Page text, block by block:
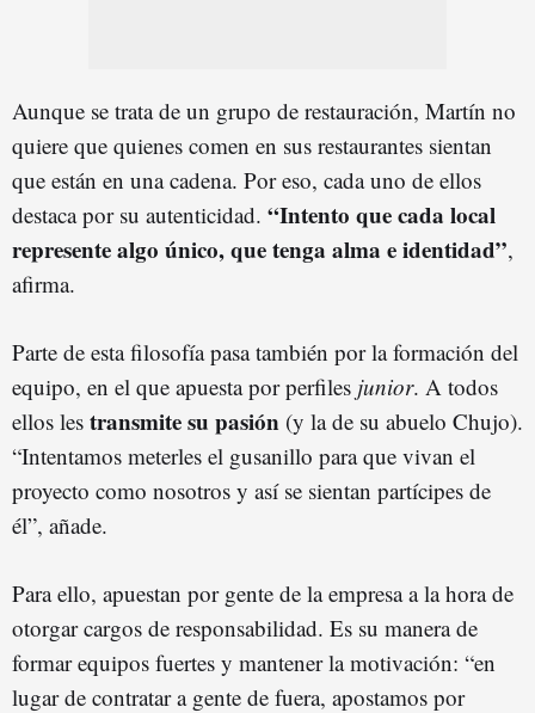
Aunque se trata de un grupo de restauración, Martín no
quiere que quienes comen en sus restaurantes sientan
que están en una cadena. Por eso, cada uno de ellos
destaca por su autenticidad. “Intento que cada local
represente algo único, que tenga alma e identidad”,
afirma.
Parte de esta filosofía pasa también por la formación del
equipo, en el que apuesta por perfiles junior. A todos
ellos les transmite su pasión (y la de su abuelo Chujo).
“Intentamos meterles el gusanillo para que vivan el
proyecto como nosotros y así se sientan partícipes de
él”, añade.
Para ello, apuestan por gente de la empresa a la hora de
otorgar cargos de responsabilidad. Es su manera de
formar equipos fuertes y mantener la motivación: “en
lugar de contratar a gente de fuera, apostamos por